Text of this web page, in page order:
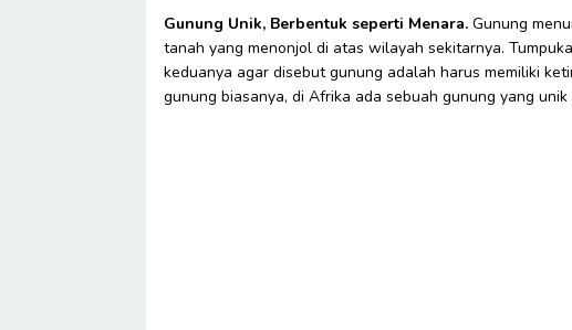
Gunung Unik, Berbentuk seperti Menara. Gunung
tanah yang menonjol di atas wilayah sekitarnya.
keduanya agar disebut gunung adalah harus memiliki
gunung biasanya, di Afrika ada sebuah gunung yang